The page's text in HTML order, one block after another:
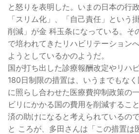
と怒りを表明した。いまの日本の行
「スリム化」、「自己責任」という
削減」が金 科玉条になっている。そ
で培われてきたリハビリテーション
ようとしているかのようだ。
国が打ち出した診療報酬改定やリハ
180日制限の措置は、いうまでもな
に照らし合わせた医療費抑制政策の
ビリにかかる国の費用を削減するこ
済の助けになると考えられているので
と ころが、多田さんは「この措置は